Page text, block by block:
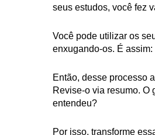
seus estudos, você fez
Você pode utilizar os
enxugando-os. É
Então, desse processo
Revise-o via resumo. O
entendeu?
Por isso, transforme